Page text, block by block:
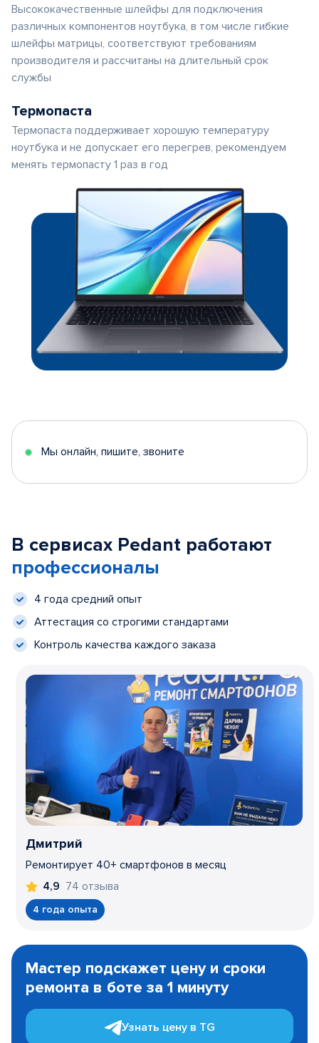
Высококачественные шлейфы для подключения
различных компонентов ноутбука, в том числе гибкие
шлейфы матрицы, соответствуют требованиям
производителя и рассчитаны на длительный срок
службы
Термопаста
Термопаста поддерживает хорошую температуру
ноутбука и не допускает его перегрев, рекомендуем
менять термопасту 1 раз в год
Мы онлайн, пишите, звоните
В сервисах Pedant работают
профессионалы
4 года средний опыт
Аттестация со строгими стандартами
Контроль качества каждого заказа
Дмитрий
Ремонтирует 40+ смартфонов в месяц
4,9 74 отзыва
4 года опыта
1
Мастер подскажет цену и сроки
ремонта в боте за 1 минуту
Узнать цену в TG